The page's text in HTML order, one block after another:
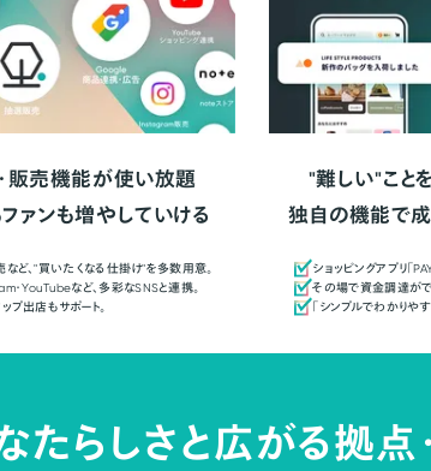
販売機能が使い放題
ァンも増やしていける
ど、"買いたくなる仕掛け"を多数用意。
・YouTubeなど、多彩なSNSと連携。
プ出店もサポート。
"難しい"こと
独自の機能で
ショッピングアプリ「
その場で資金調達がで
「シンプルでわかりや
たらしさと広がる拠点・